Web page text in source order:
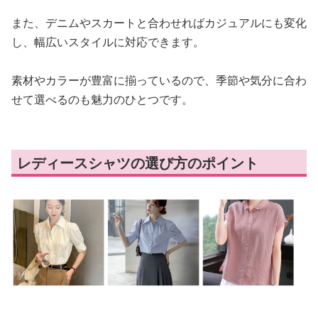
また、デニムやスカートと合わせればカジュアルにも変化
し、幅広いスタイルに対応できます。
素材やカラーが豊富に揃っているので、季節や気分に合わ
せて選べるのも魅力のひとつです。
レディースシャツの選び方のポイント